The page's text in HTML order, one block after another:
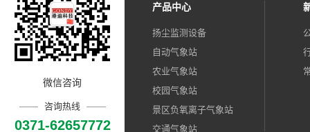
微信咨询
咨询热线
0371-62657772
产品中心
扬尘监测设备
自动气象站
农业气象站
校园气象站
景区负氧离子气象站
交通气象站